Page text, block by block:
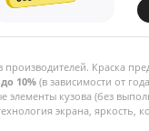
Краска
10%(в зависимости от
элементы кузова (без
экрана, яркость,